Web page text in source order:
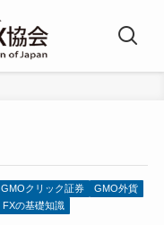
GMOクリック証券
GMO外貨
FXの基礎知識